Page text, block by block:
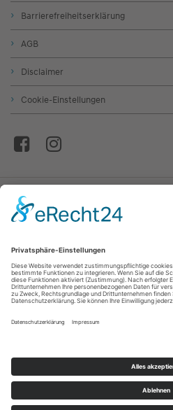
Barrierefreiheitserklärung
AGB
Disclaimer
Cookie-Einstellungen
© Autohaus Stanglmair GmbH
* Die Informationen erfolgen gemäß der
wurden nach dem vorgeschriebenen
harmonized Light-duty vehicles Test
Kraftstoffverbrauch und der CO₂-Ausstoß
Fahrstil und anderen nichttechnischen
Personenkraftfahrzeuge ausgestellt oder
Autohaus Stanglmair GmbH & Co. Betriebs